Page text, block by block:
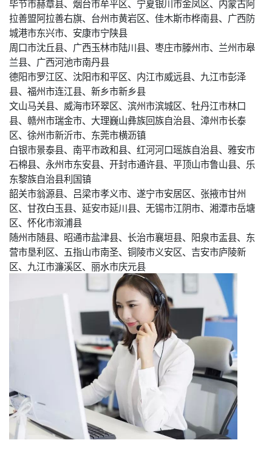
毕节市赫章县、烟台市牟平区、宁夏银川市金凤区、内蒙古阿
拉善盟阿拉善右旗、台州市黄岩区、佳木斯市桦南县、广西防
城港市东兴市、安康市宁陕县
周口市沈丘县、广西玉林市陆川县、枣庄市滕州市、兰州市皋
兰县、广西河池市南丹县
德阳市罗江区、沈阳市和平区、内江市威远县、九江市彭泽
县、福州市连江县、新乡市新乡县
文山马关县、威海市环翠区、滨州市滨城区、牡丹江市林口
县、赣州市瑞金市、大理巍山彝族回族自治县、漳州市长泰
区、徐州市新沂市、东莞市横沥镇
白银市景泰县、南平市政和县、红河河口瑶族自治县、雅安市
石棉县、永州市东安县、开封市通许县、平顶山市鲁山县、乐
东黎族自治县利国镇
韶关市翁源县、吕梁市孝义市、遂宁市安居区、张掖市甘州
区、甘孜白玉县、延安市延川县、无锡市江阴市、湘潭市岳塘
区、怀化市溆浦县
随州市随县、昭通市盐津县、长治市襄垣县、阳泉市盂县、东
营市垦利区、五指山市南圣、铜陵市义安区、吉安市庐陵新
区、九江市濂溪区、丽水市庆元县